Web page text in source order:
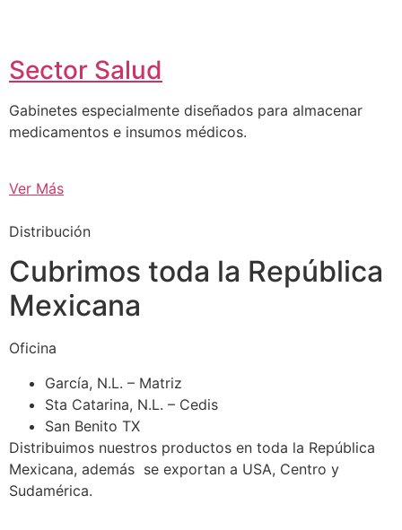
Sector Salud
Gabinetes especialmente diseñados para almacenar
medicamentos e insumos médicos.
Ver Más
Distribución
Cubrimos toda la República
Mexicana
Oficina
García, N.L. – Matriz
Sta Catarina, N.L. – Cedis
San Benito TX
Distribuimos nuestros productos en toda la República
Mexicana, además se exportan a USA, Centro y
Sudamérica.